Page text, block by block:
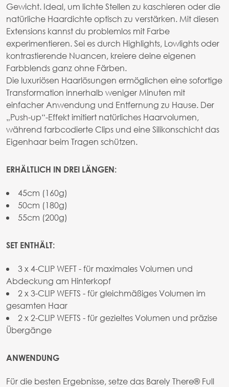
Gewicht. Ideal, um lichte Stellen zu kaschieren oder die
natürliche Haardichte optisch zu verstärken. Mit diesen
Extensions kannst du problemlos mit Farbe
experimentieren. Sei es durch Highlights, Lowlights oder
kontrastierende Nuancen, kreiere deine eigenen
Farbblends ganz ohne Färben.
Die luxuriösen Haarlösungen ermöglichen eine sofortige
Transformation innerhalb weniger Minuten mit
einfacher Anwendung und Entfernung zu Hause. Der
„Push-up“-Effekt imitiert natürliches Haarvolumen,
während farbcodierte Clips und eine Silikonschicht das
Eigenhaar beim Tragen schützen.
ERHÄLTLICH IN DREI LÄNGEN:
45cm (160g)
50cm (180g)
55cm (200g)
SET ENTHÄLT:
3 x 4-CLIP WEFT - für maximales Volumen und
Abdeckung am Hinterkopf
2 x 3-CLIP WEFTS - für gleichmäßiges Volumen im
gesamten Haar
2 x 2-CLIP WEFTS - für gezieltes Volumen und präzise
Übergänge
ANWENDUNG
Für die besten Ergebnisse, setze das Barely There® Full